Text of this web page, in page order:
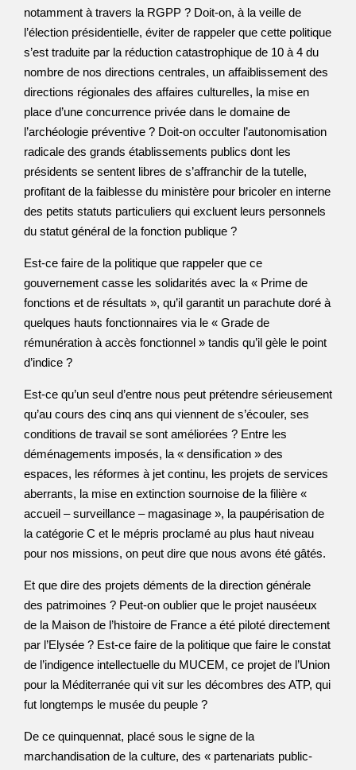
notamment à travers la RGPP ? Doit-on, à la veille de
l’élection présidentielle, éviter de rappeler que cette politique
s’est traduite par la réduction catastrophique de 10 à 4 du
nombre de nos directions centrales, un affaiblissement des
directions régionales des affaires culturelles, la mise en
place d’une concurrence privée dans le domaine de
l’archéologie préventive ? Doit-on occulter l’autonomisation
radicale des grands établissements publics dont les
présidents se sentent libres de s’affranchir de la tutelle,
profitant de la faiblesse du ministère pour bricoler en interne
des petits statuts particuliers qui excluent leurs personnels
du statut général de la fonction publique ?
Est-ce faire de la politique que rappeler que ce
gouvernement casse les solidarités avec la « Prime de
fonctions et de résultats », qu’il garantit un parachute doré à
quelques hauts fonctionnaires via le « Grade de
rémunération à accès fonctionnel » tandis qu’il gèle le point
d’indice ?
Est-ce qu’un seul d’entre nous peut prétendre sérieusement
qu’au cours des cinq ans qui viennent de s’écouler, ses
conditions de travail se sont améliorées ? Entre les
déménagements imposés, la « densification » des
espaces, les réformes à jet continu, les projets de services
aberrants, la mise en extinction sournoise de la filière «
accueil – surveillance – magasinage », la paupérisation de
la catégorie C et le mépris proclamé au plus haut niveau
pour nos missions, on peut dire que nous avons été gâtés.
Et que dire des projets déments de la direction générale
des patrimoines ? Peut-on oublier que le projet nauséeux
de la Maison de l’histoire de France a été piloté directement
par l’Elysée ? Est-ce faire de la politique que faire le constat
de l’indigence intellectuelle du MUCEM, ce projet de l’Union
pour la Méditerranée qui vit sur les décombres des ATP, qui
fut longtemps le musée du peuple ?
De ce quinquennat, placé sous le signe de la
marchandisation de la culture, des « partenariats public-